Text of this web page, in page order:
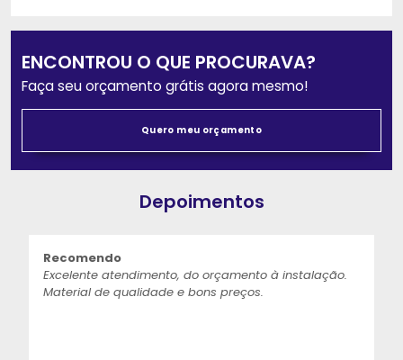
ENCONTROU O QUE PROCURAVA?
Faça seu orçamento grátis agora mesmo!
Quero meu orçamento
Depoimentos
Recomendo
Excelente atendimento, do orçamento à instalação.
Material de qualidade e bons preços.